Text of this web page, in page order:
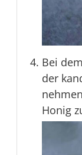
Bei
der
Honig